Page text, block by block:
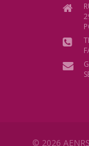
© 2026